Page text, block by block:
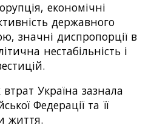
економічні
державного
значні диспропорції в
нестабільність і
Україна зазнала
Федерації та її
життя.